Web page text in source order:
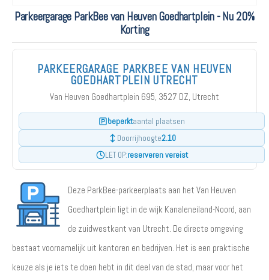
Parkeergarage ParkBee van Heuven Goedhartplein - Nu 20%
Korting
PARKEERGARAGE PARKBEE VAN HEUVEN
GOEDHARTPLEIN UTRECHT
Van Heuven Goedhartplein 695, 3527 DZ, Utrecht
beperktaantal plaatsen
Doorrijhoogte2.10
LET OP:reserveren vereist
Deze ParkBee-parkeerplaats aan het Van Heuven
Goedhartplein ligt in de wijk Kanaleneiland-Noord, aan
de zuidwestkant van Utrecht. De directe omgeving
bestaat voornamelijk uit kantoren en bedrijven. Het is een praktische
keuze als je iets te doen hebt in dit deel van de stad, maar voor het